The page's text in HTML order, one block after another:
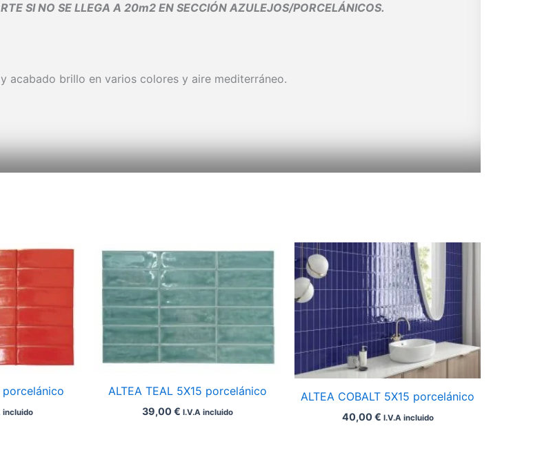
SI NO SE LLEGA A 20m2 EN SECCIÓN AZULEJOS/PORCELÁNICOS.
acabado brillo en varios colores y aire mediterráneo.
porcelánico
incluido
ALTEA TEAL 5X15 porcelánico
39,00€ I.V.A incluido
ALTEA COBALT 5X15 porcelánico
40,00€ I.V.A incluido